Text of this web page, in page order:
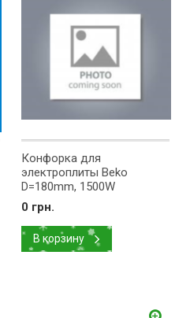
Конфорка для
электроплиты Beko
D=180mm, 1500W
0 грн.
В корзину